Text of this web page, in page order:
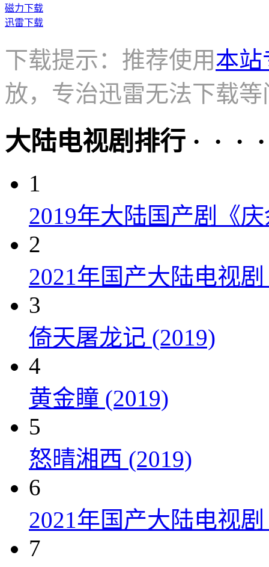
磁力下载
迅雷下载
下载提示：推荐使用本站
放，专治迅雷无法下载等
大陆电视剧排行 · · ·
1
2019年大陆国产剧《
2
2021年国产大陆电视
3
倚天屠龙记 (2019)
4
黄金瞳 (2019)
5
怒晴湘西 (2019)
6
2021年国产大陆电视
7